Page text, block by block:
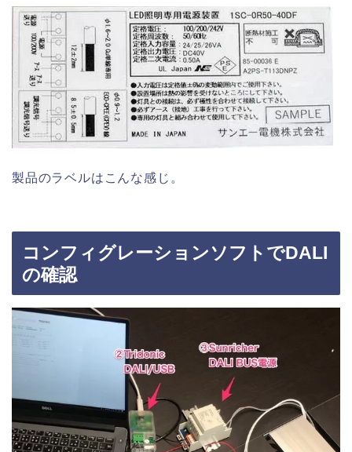
製品のラベルはこんな感じ。
コンフィグレーションソフトでDALI
の確認